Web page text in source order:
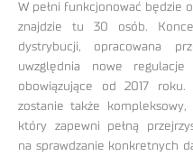
W pełni funkcjonować będzie
znajdzie tu 30 osób.
dystrybucji, opracowana
uwzględnia nowe
obowiązujące od 2017
zostanie także
który zapewni pełną
na sprawdzanie konkretnych